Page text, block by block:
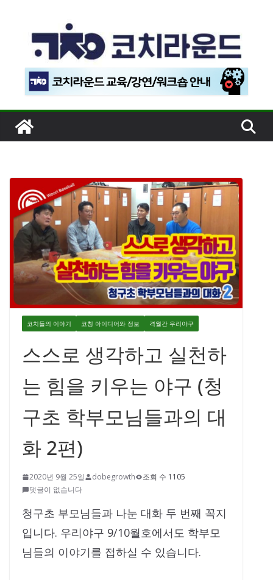
너
기
코치들의 이야기 코칭 아이디어와 정보 격월간 우리야구
스스로 생각하고 실천하
는 힘을 키우는 야구 (청
구초 학부모님들과의 대
화 2편)
2020년 9월 25일 dobegrowth
조회 수 1105
댓글이 없습니다
청구초 부모님들과 나눈 대화 두 번째 꼭지
입니다. 우리야구 9/10월호에서도 학부모
님들의 이야기를 접하실 수 있습니다.